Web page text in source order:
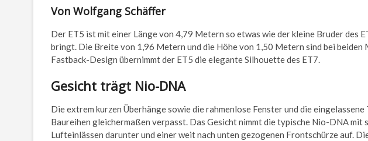
Von Wolfgang Schäffer
Der ET5 ist mit einer Länge von 4,79 Metern so etwas wie der kleine Bruder des
bringt. Die Breite von 1,96 Metern und die Höhe von 1,50 Metern sind bei beiden
Fastback-Design übernimmt der ET5 die elegante Silhouette des ET7.
Gesicht trägt Nio-DNA
Die extrem kurzen Überhänge sowie die rahmenlose Fenster und die
Baureihen gleichermaßen verpasst. Das Gesicht nimmt die typische Nio-DNA
Lufteinlässen darunter und einer weit nach unten gezogenen Frontschürze auf.